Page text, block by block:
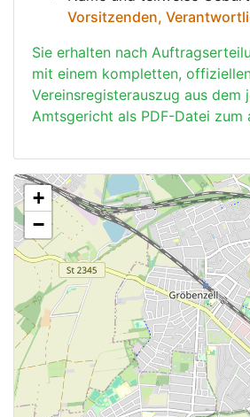
Vorsitzenden,
Sie erhalten nach
mit einem kompletten,
Vereinsregisterauszug aus dem
Amtsgericht als PDF-Datei zum
+
−